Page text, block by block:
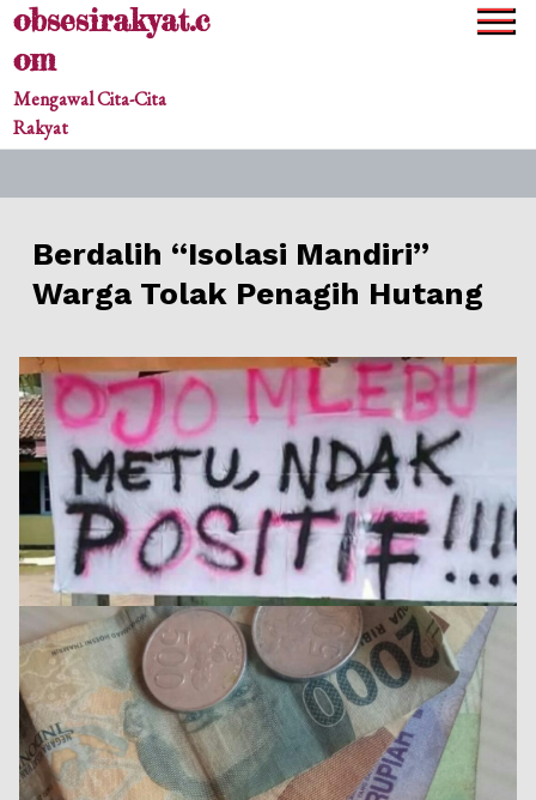
Skipobsesirakyat.c
om
Mengawal Cita-Cita
Rakyat
Berdalih “Isolasi Mandiri”
Warga Tolak Penagih Hutang